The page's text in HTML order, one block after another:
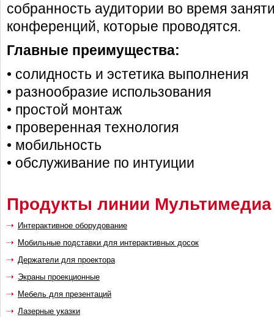
собранность аудитории во время
конференций, которые проводятся.
Главные преимущества:
• солидность и эстетика выполнения
• разнообразие использования
• простой монтаж
• проверенная технология
• мобильность
• обслуживание по интуиции
Продукты линии Мультимедиа
Интерактивное оборудование
Мобильные подставки для интерактивных досок
Держатели для проектора
Экраны проекционные
Мебель для презентаций
Лазерные указки